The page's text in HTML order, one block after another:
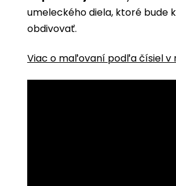
umeleckého diela, ktoré bude
obdivovať.
Viac o maľovaní podľa čísiel v